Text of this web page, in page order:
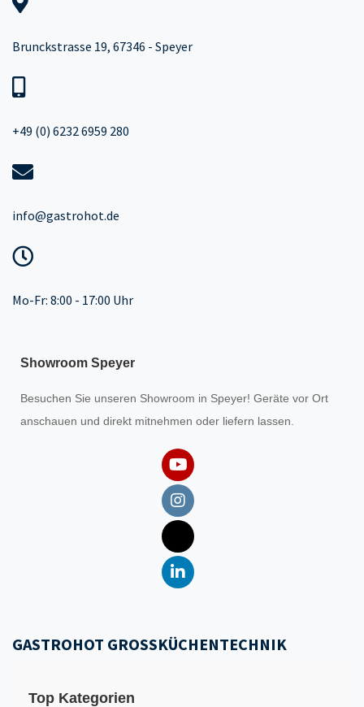
Brunckstrasse 19, 67346 - Speyer
+49 (0) 6232 6959 280
info@gastrohot.de
Mo-Fr: 8:00 - 17:00 Uhr
Showroom Speyer
Besuchen Sie unseren Showroom in Speyer! Geräte vor Ort
anschauen und direkt mitnehmen oder liefern lassen.
GASTROHOT GROSSKÜCHENTECHNIK
Top Kategorien